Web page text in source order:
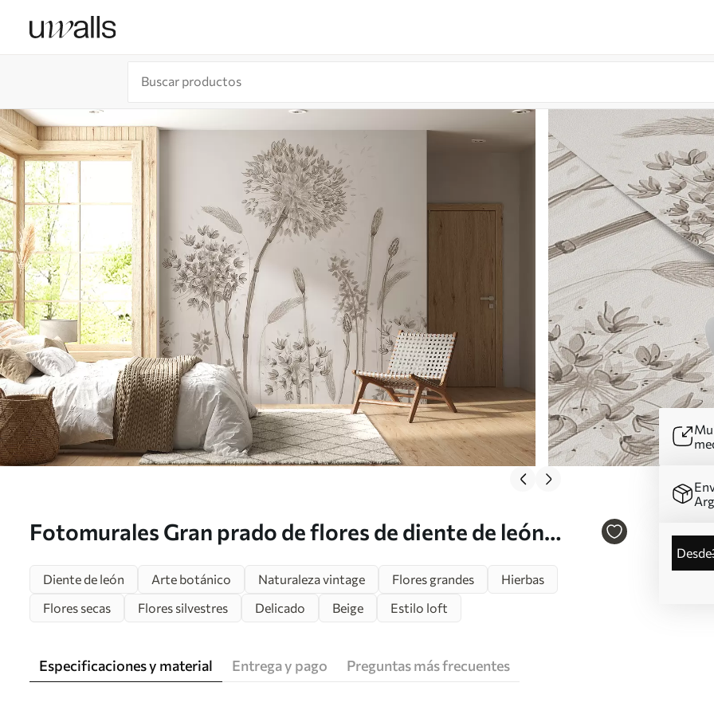
Fotomurales Gran prado de flores de diente de león
desde
Diente de león
Arte botánico Naturaleza vintage Flores grandes
Hierbas
Flores secas
Flores silvestres Delicado Beige Estilo loft
Especificaciones y material Entrega y pago Preguntas más frecuentes